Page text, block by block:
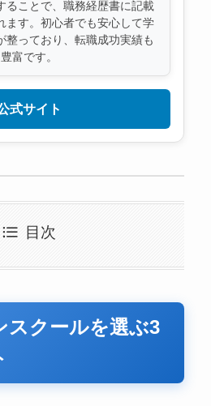
ることで、職務経歴書に記載
ます。初心者でも安心して学
整っており、転職成功実績も
豊富です。
式サイト
目次
スクールを選ぶ3